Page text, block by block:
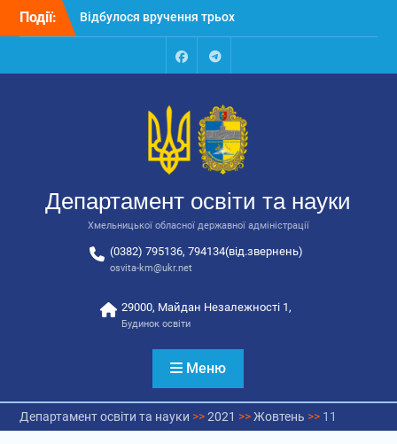
Перейти
Події:
Відбулося вручення трьох
автобусів для потреб
Відбулося засідання
освіти та науки обласної
державної адміністрації
Відбулась обласна
національно-патріотичне
виховання
FacebookTalegram
Департамент освіти та науки
Хмельницької обласної державної адміністрації
(0382) 795136, 794134(від.звернень)
osvita-km@ukr.net
29000, Майдан Незалежності 1,
Будинок освіти
Меню
Департамент освіти та науки >>2021 >>Жовтень >> 11